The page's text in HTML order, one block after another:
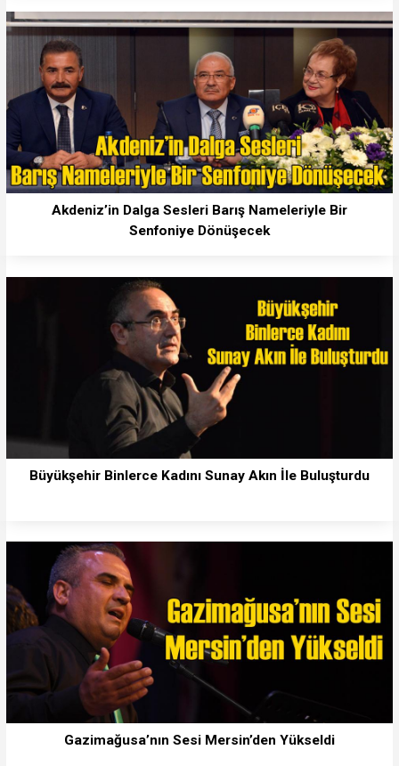
Akdeniz’in Dalga Sesleri Barış Nameleriyle Bir
Senfoniye Dönüşecek
Büyükşehir Binlerce Kadını Sunay Akın İle Buluşturdu
Gazimağusa’nın Sesi Mersin’den Yükseldi